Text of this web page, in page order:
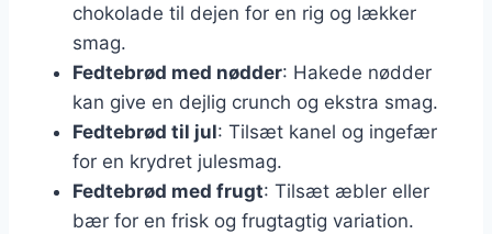
chokolade til dejen for en rig og lækker
smag.
Fedtebrød med nødder: Hakede nødder
kan give en dejlig crunch og ekstra smag.
Fedtebrød til jul: Tilsæt kanel og ingefær
for en krydret julesmag.
Fedtebrød med frugt: Tilsæt æbler eller
bær for en frisk og frugtagtig variation.